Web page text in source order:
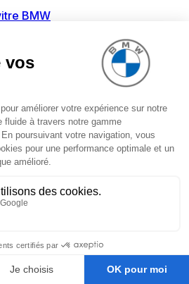
BMW
BMW
réservoir avec pompe
BMW